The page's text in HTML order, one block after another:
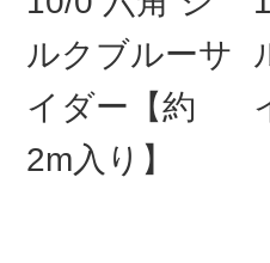
ルクブルーサ
イダー【約
2m入り】